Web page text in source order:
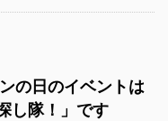
の日のイベントは
し隊！」です